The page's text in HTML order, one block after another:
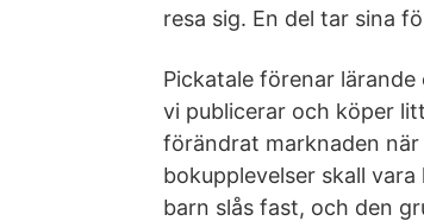
resa sig. En del tar sina
Pickatale förenar
vi publicerar och köper
förändrat marknaden
bokupplevelser skall
barn slås fast, och den